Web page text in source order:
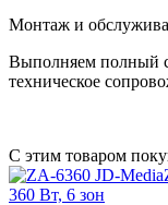
Монтаж и
Выполняем полный
техническое
С этим товаром
360 Вт, 6 зон